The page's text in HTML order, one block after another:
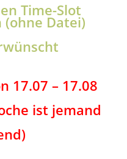
Time-Slot
(ohne Datei)
17.07 – 17.08
ist jemand